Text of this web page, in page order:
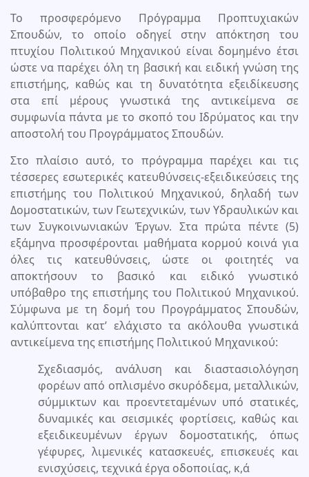
Το προσφερόμενο Πρόγραμμα Προπτυχιακών
Σπουδών, το οποίο οδηγεί στην απόκτηση του
πτυχίου Πολιτικού Μηχανικού είναι δομημένο έτσι
ώστε να παρέχει όλη τη βασική και ειδική γνώση της
επιστήμης, καθώς και τη δυνατότητα εξειδίκευσης
στα επί μέρους γνωστικά της αντικείμενα σε
συμφωνία πάντα με το σκοπό του Ιδρύματος και την
αποστολή του Προγράμματος Σπουδών.
Στο πλαίσιο αυτό, το πρόγραμμα παρέχει και τις
τέσσερες εσωτερικές κατευθύνσεις-εξειδικεύσεις της
επιστήμης του Πολιτικού Μηχανικού, δηλαδή των
Δομοστατικών, των Γεωτεχνικών, των Υδραυλικών και
των Συγκοινωνιακών Έργων. Στα πρώτα πέντε (5)
εξάμηνα προσφέρονται μαθήματα κορμού κοινά για
όλες τις κατευθύνσεις, ώστε οι φοιτητές να
αποκτήσουν το βασικό και ειδικό γνωστικό
υπόβαθρο της επιστήμης του Πολιτικού Μηχανικού.
Σύμφωνα με τη δομή του Προγράμματος Σπουδών,
καλύπτονται κατ’ ελάχιστο τα ακόλουθα γνωστικά
αντικείμενα της επιστήμης Πολιτικού Μηχανικού:
Σχεδιασμός, ανάλυση και διαστασιολόγηση
φορέων από οπλισμένο σκυρόδεμα, μεταλλικών,
σύμμικτων και προεντεταμένων υπό στατικές,
δυναμικές και σεισμικές φορτίσεις, καθώς και
εξειδικευμένων έργων δομοστατικής, όπως
γέφυρες, λιμενικές κατασκευές, επισκευές και
ενισχύσεις, τεχνικά έργα οδοποιίας, κ,ά